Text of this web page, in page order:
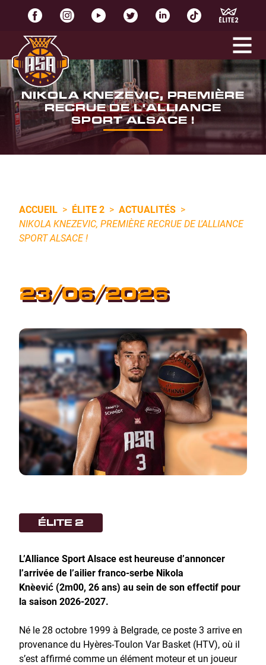
NIKOLA KNEZEVIC, PREMIÈRE
RECRUE DE L'ALLIANCE
SPORT ALSACE !
ACCUEIL > ÉLITE 2 > ACTUALITÉS >
NIKOLA KNEZEVIC, PREMIÈRE RECRUE DE L'ALLIANCE
SPORT ALSACE !
23/06/2026
ÉLITE 2
L’Alliance Sport Alsace est heureuse d’annoncer
l’arrivée de l’ailier franco-serbe Nikola
Knežević (2m00, 26 ans) au sein de son effectif pour
la saison 2026-2027.
Né le 28 octobre 1999 à Belgrade, ce poste 3 arrive en
provenance du Hyères-Toulon Var Basket (HTV), où il
s’est affirmé comme un élément moteur et un joueur